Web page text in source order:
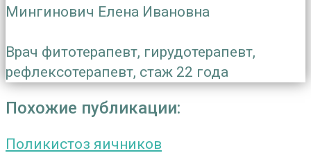
Мингинович Елена Ивановна
Врач фитотерапевт, гирудотерапевт,
рефлексотерапевт, стаж 22 года
Похожие публикации:
Поликистоз яичников